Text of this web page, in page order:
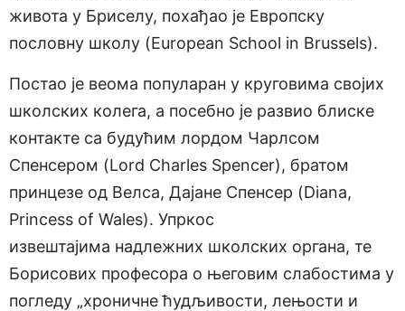
живота у Бриселу, похађао је Европску
пословну школу (European School in Brussels).
Постао је веома популаран у круговима својих
школских колега, а посебно је развио блиске
контакте са будућим лордом Чарлсом
Спенсером (Lord Charles Spencer), братом
принцезе од Велса, Дајане Спенсер (Diana,
Princess of Wales). Упркос
извештајима надлежних школских органа, те
Борисових професора о његовим слабостима у
погледу „хроничне ћудљивости, лењости и